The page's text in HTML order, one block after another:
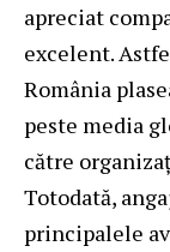
apreciat
excelent.
România
peste media
către
Totodată,
principalele